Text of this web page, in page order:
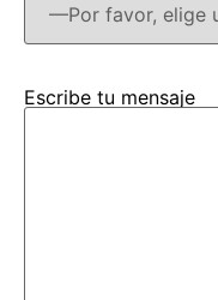
Escribe tu mensaje